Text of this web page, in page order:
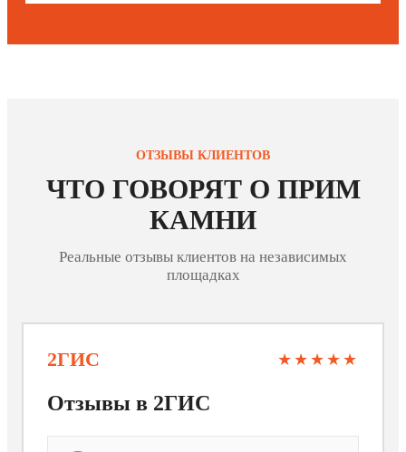
ОТЗЫВЫ КЛИЕНТОВ
ЧТО ГОВОРЯТ О ПРИМ
КАМНИ
Реальные отзывы клиентов на независимых
площадках
2ГИС ★★★★★
Отзывы в 2ГИС